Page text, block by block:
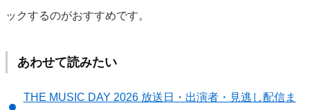
ックするのがおすすめです。
あわせて読みたい
THE MUSIC DAY 2026 放送日・出演者・見逃し配信ま